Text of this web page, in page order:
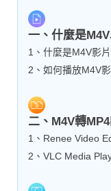
一、什麼是
1、什麼是M4V影
2、如何播放M4V影
二、M4V轉
1、Renee Video
2、VLC Media